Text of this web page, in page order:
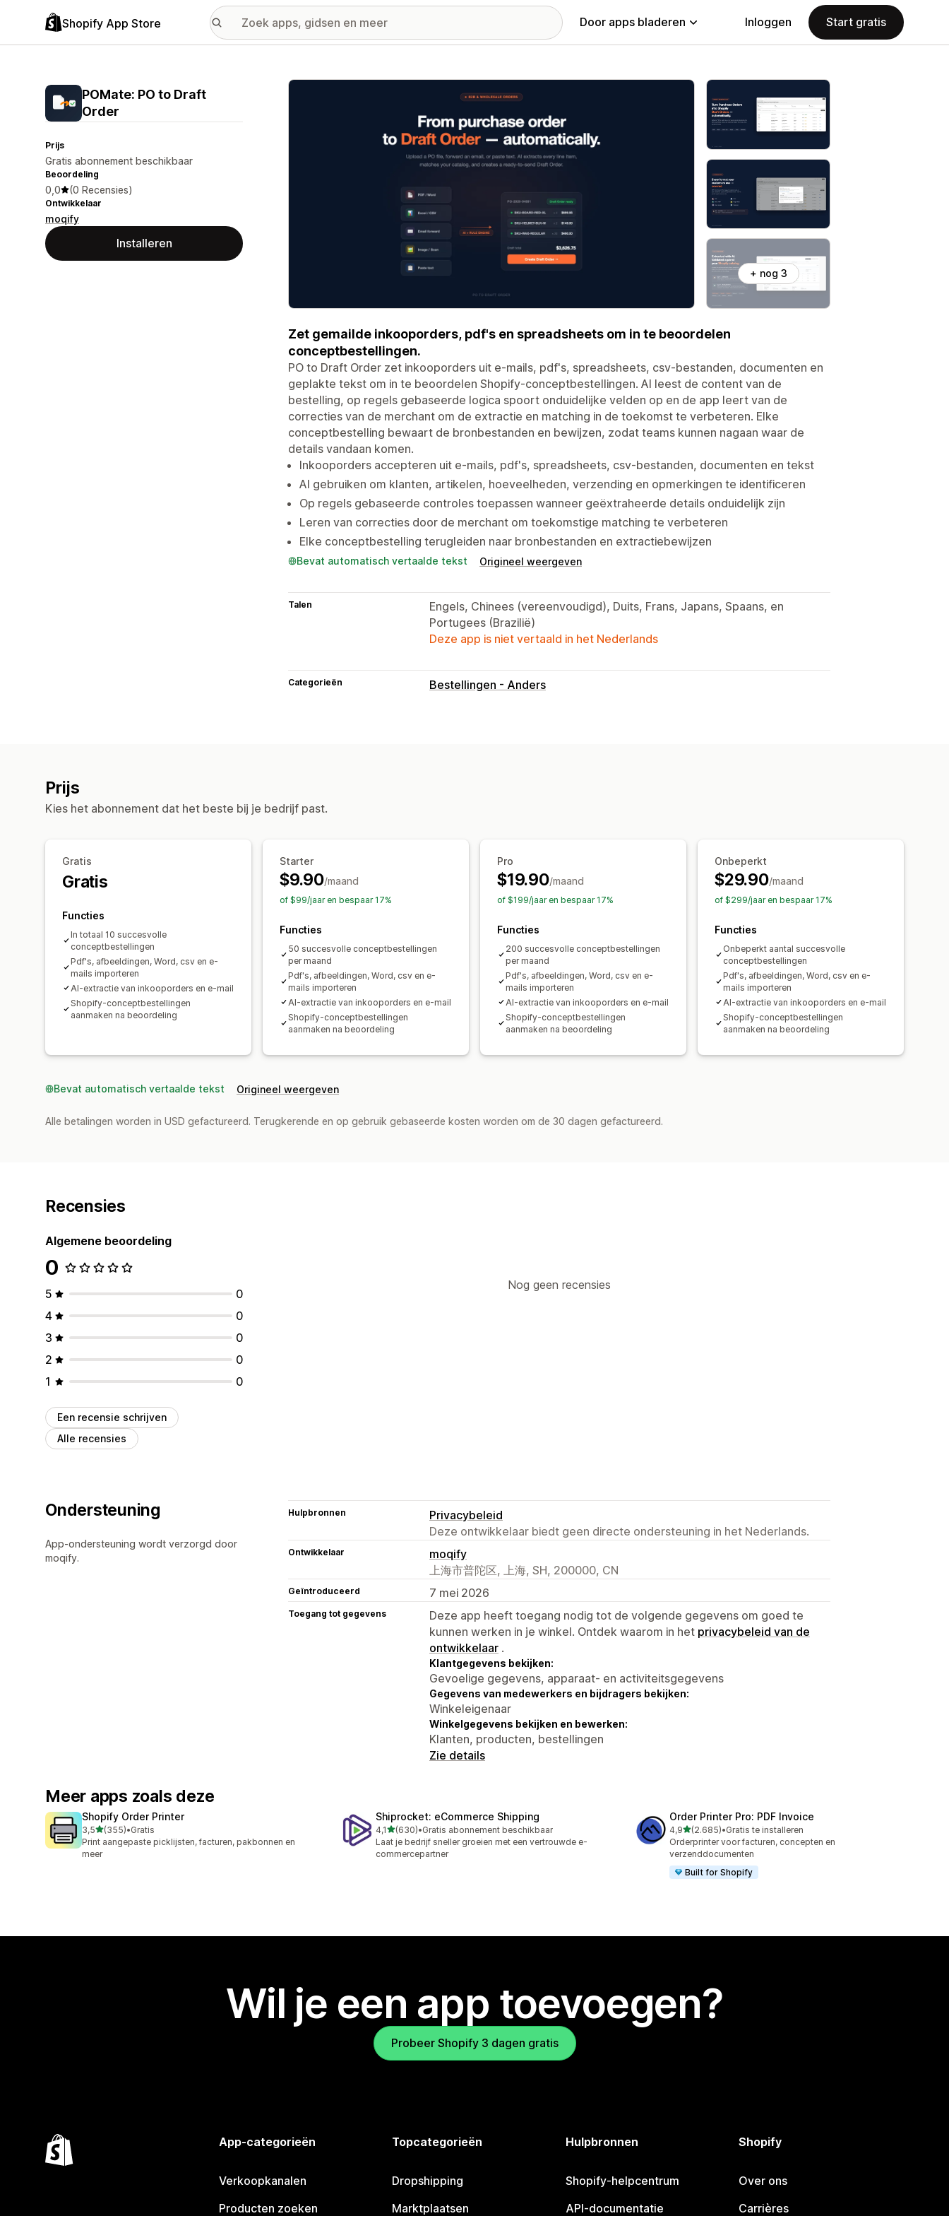
Shopify App Store Door apps bladeren Inloggen Start gratis
POMate: PO to Draft
Order
Prijs
Gratis abonnement beschikbaar
Beoordeling
0,0 (0 Recensies)
Ontwikkelaar
moqify
Installeren
Galerij met uitgelichte afbeeldingen
+ nog 3
Zet gemailde inkooporders, pdf's en spreadsheets om in te beoordelen
conceptbestellingen.
PO to Draft Order zet inkooporders uit e-mails, pdf's, spreadsheets, csv-bestanden, documenten en
geplakte tekst om in te beoordelen Shopify-conceptbestellingen. AI leest de content van de
bestelling, op regels gebaseerde logica spoort onduidelijke velden op en de app leert van de
correcties van de merchant om de extractie en matching in de toekomst te verbeteren. Elke
conceptbestelling bewaart de bronbestanden en bewijzen, zodat teams kunnen nagaan waar de
details vandaan komen.
Inkooporders accepteren uit e-mails, pdf's, spreadsheets, csv-bestanden, documenten en tekst
AI gebruiken om klanten, artikelen, hoeveelheden, verzending en opmerkingen te identificeren
Op regels gebaseerde controles toepassen wanneer geëxtraheerde details onduidelijk zijn
Leren van correcties door de merchant om toekomstige matching te verbeteren
Elke conceptbestelling terugleiden naar bronbestanden en extractiebewijzen
Bevat automatisch vertaalde tekst Origineel weergeven
Talen
Engels, Chinees (vereenvoudigd), Duits, Frans, Japans, Spaans, en
Portugees (Brazilië)
Deze app is niet vertaald in het Nederlands
Categorieën Bestellingen - Anders
Prijs
Kies het abonnement dat het beste bij je bedrijf past.
Gratis
Gratis
Functies
In totaal 10 succesvolle
conceptbestellingen
Pdf's, afbeeldingen, Word, csv en e-
mails importeren
AI-extractie van inkooporders en e-mail
Shopify-conceptbestellingen
aanmaken na beoordeling
Starter
$9.90/maand
of $99/jaar en bespaar 17%
Functies
50 succesvolle conceptbestellingen
per maand
Pdf's, afbeeldingen, Word, csv en e-
mails importeren
AI-extractie van inkooporders en e-mail
Shopify-conceptbestellingen
aanmaken na beoordeling
Pro
$19.90/maand
of $199/jaar en bespaar 17%
Functies
200 succesvolle conceptbestellingen
per maand
Pdf's, afbeeldingen, Word, csv en e-
mails importeren
AI-extractie van inkooporders en e-mail
Shopify-conceptbestellingen
aanmaken na beoordeling
Onbeperkt
$29.90/maand
of $299/jaar en bespaar 17%
Functies
Onbeperkt aantal succesvolle
conceptbestellingen
Pdf's, afbeeldingen, Word, csv en e-
mails importeren
AI-extractie van inkooporders en e-mail
Shopify-conceptbestellingen
aanmaken na beoordeling
Bevat automatisch vertaalde tekst Origineel weergeven
Alle betalingen worden in USD gefactureerd. Terugkerende en op gebruik gebaseerde kosten worden om de 30 dagen gefactureerd.
Recensies
Algemene beoordeling
0
5
0
4
0
3
0
2
0
1
0
Een recensie schrijven
Alle recensies
Nog geen recensies
Ondersteuning
App-ondersteuning wordt verzorgd door
moqify.
Hulpbronnen
Privacybeleid
Deze ontwikkelaar biedt geen directe ondersteuning in het Nederlands.
Ontwikkelaar
moqify
上海市普陀区, 上海, SH, 200000, CN
Geïntroduceerd 7 mei 2026
Toegang tot gegevens
Deze app heeft toegang nodig tot de volgende gegevens om goed te
kunnen werken in je winkel. Ontdek waarom in het privacybeleid van de
ontwikkelaar .
Klantgegevens bekijken:
Gevoelige gegevens, apparaat- en activiteitsgegevens
Gegevens van medewerkers en bijdragers bekijken:
Winkeleigenaar
Winkelgegevens bekijken en bewerken:
Klanten, producten, bestellingen
Zie details
Meer apps zoals deze
Shopify Order Printer
3,5van 5 sterren
(355)
355 recensies in totaal
•Gratis
Print aangepaste picklijsten, facturen, pakbonnen en
meer
Shiprocket: eCommerce Shipping
4,1van 5 sterren
(630)
630 recensies in totaal
•Gratis abonnement beschikbaar
Laat je bedrijf sneller groeien met een vertrouwde e-
commercepartner
Order Printer Pro: PDF Invoice
4,9van 5 sterren
(2.685)
2685 recensies in totaal
•Gratis te installeren
Orderprinter voor facturen, concepten en
verzenddocumenten
Built for Shopify
Wil je een app toevoegen?
Probeer Shopify 3 dagen gratis
App-categorieën
Verkoopkanalen
Producten zoeken
Topcategorieën
Dropshipping
Marktplaatsen
Hulpbronnen
Shopify-helpcentrum
API-documentatie
Shopify
Over ons
Carrières